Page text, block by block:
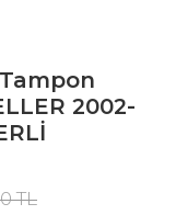
2002-
TL